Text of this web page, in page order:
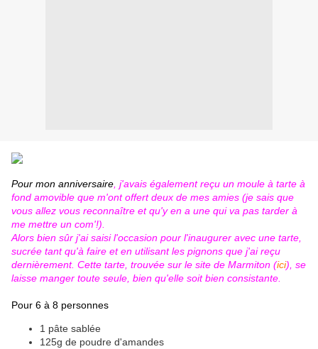
Pour mon anniversaire , j'avais également reçu un moule à tarte à
fond amovible que m'ont offert deux de mes amies (je sais que
vous allez vous reconnaître et qu'y en a une qui va pas tarder à
me mettre un com'!).
Alors bien sûr j'ai saisi l'occasion pour l'inaugurer avec une tarte,
sucrée tant qu'à faire et en utilisant les pignons que j'ai reçu
dernièrement. Cette tarte, trouvée sur le site de Marmiton (ici), se
laisse manger toute seule, bien qu'elle soit bien consistante.
Pour 6 à 8 personnes
1 pâte sablée
125g de poudre d'amandes